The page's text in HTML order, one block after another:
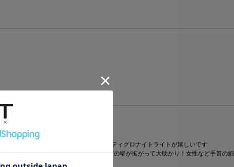
より大きく日付表示も有り何よりインディグロナイトライトが嬉しいです
が追加されているだけの筈が服装選びの幅が拡がって大助かり！女性など手首の細